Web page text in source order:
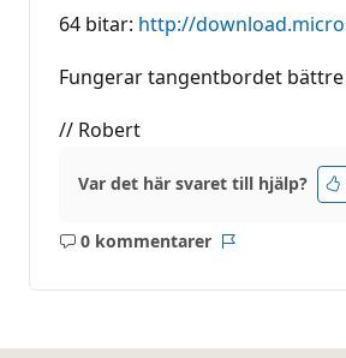
64 bitar: http://
Fungerar tangentbordet
// Robert
Var det här svaret till hjälp?
0 kommentarer
Inga